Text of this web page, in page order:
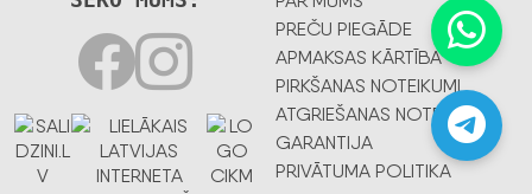
PREČU PIEGĀDE
APMAKSAS KĀRTĪBA
PIRKŠANAS NOTEIKUMI
ATGRIEŠANAS NOTEIKUMI
GARANTIJA
PRIVĀTUMA POLITIKA